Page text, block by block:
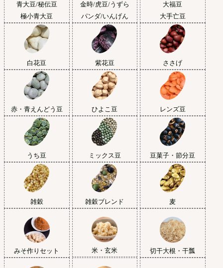
青大豆/秘伝豆
極小青大豆
金時/虎豆/うずら
パンダ/いんげん
大福豆
大手亡豆
白花豆 紫花豆 ささげ
赤・青えんどう豆 ひよこ豆 レンズ豆
うち豆 ミックス豆 豆菓子・節分豆
雑穀 雑穀ブレンド 麦
みそ作りセット 米・玄米 切干大根・干瓢